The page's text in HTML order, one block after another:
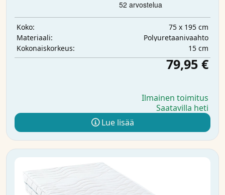
Koko:
75 x 195 cm
Materiaali:
Polyuretaanivaahto
Kokonaiskorkeus:
15 cm
79,95 €
Ilmainen toimitus
Saatavilla heti
Lue lisää